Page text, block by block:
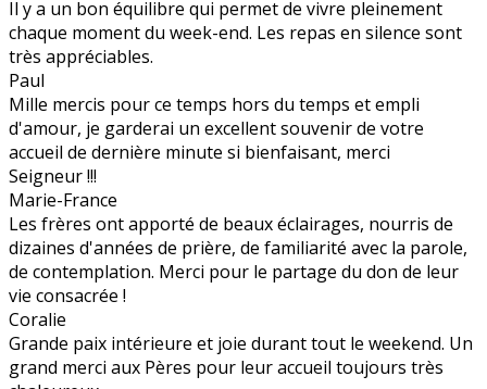
Il y a un bon équilibre qui permet de vivre pleinement
chaque moment du week-end. Les repas en silence sont
très appréciables.
Paul
Mille mercis pour ce temps hors du temps et empli
d'amour, je garderai un excellent souvenir de votre
accueil de dernière minute si bienfaisant, merci
Seigneur !!!
Marie-France
Les frères ont apporté de beaux éclairages, nourris de
dizaines d'années de prière, de familiarité avec la parole,
de contemplation. Merci pour le partage du don de leur
vie consacrée !
Coralie
Grande paix intérieure et joie durant tout le weekend. Un
grand merci aux Pères pour leur accueil toujours très